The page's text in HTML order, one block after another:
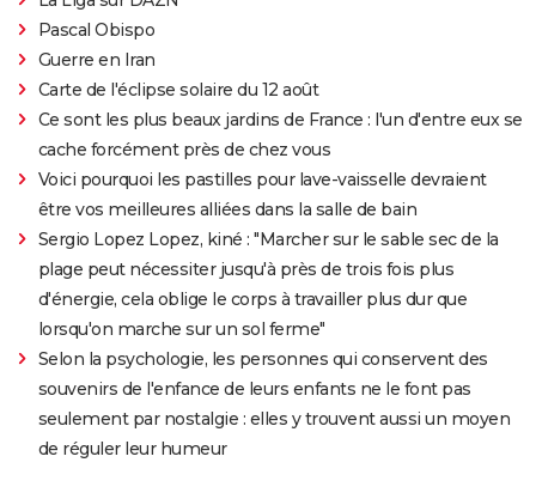
Pascal Obispo
Guerre en Iran
Carte de l'éclipse solaire du 12 août
Ce sont les plus beaux jardins de France : l'un d'entre eux se
cache forcément près de chez vous
Voici pourquoi les pastilles pour lave-vaisselle devraient
être vos meilleures alliées dans la salle de bain
Sergio Lopez Lopez, kiné : "Marcher sur le sable sec de la
plage peut nécessiter jusqu'à près de trois fois plus
d'énergie, cela oblige le corps à travailler plus dur que
lorsqu'on marche sur un sol ferme"
Selon la psychologie, les personnes qui conservent des
souvenirs de l'enfance de leurs enfants ne le font pas
seulement par nostalgie : elles y trouvent aussi un moyen
de réguler leur humeur